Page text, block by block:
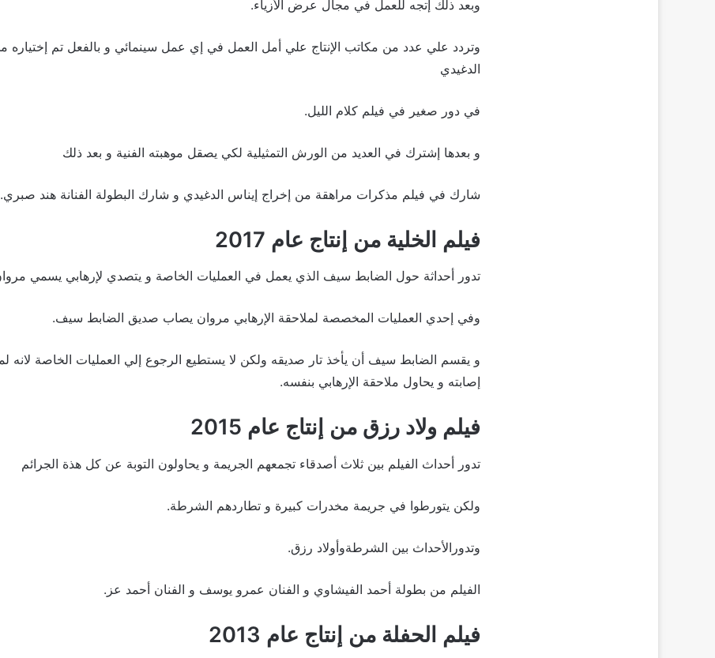
وبعد ذلك إتجه للعمل في مجال عرض الأزياء.
وتردد علي عدد من مكاتب الإنتاج علي أمل العمل في إي عمل سينمائي و بالفعل تم إختياره
الدغيدي
في دور صغير في فيلم كلام الليل.
و بعدها إشترك في العديد من الورش التمثيلية لكي يصقل موهبته الفنية و بعد ذلك
شارك في فيلم مذكرات مراهقة من إخراج إيناس الدغيدي و شارك البطولة الفنانة هند صبري.
فيلم الخلية من إنتاج عام 2017
تدور أحداثة حول الضابط سيف الذي يعمل في العمليات الخاصة و يتصدي لإرهابي يسمي
وفي إحدي العمليات المخصصة لملاحقة الإرهابي مروان يصاب صديق الضابط سيف.
و يقسم الضابط سيف أن يأخذ تار صديقه ولكن لا يستطيع الرجوع إلي العمليات الخاصة لانه
إصابته و يحاول ملاحقة الإرهابي بنفسه.
فيلم ولاد رزق من إنتاج عام 2015
تدور أحداث الفيلم بين ثلاث أصدقاء تجمعهم الجريمة و يحاولون التوبة عن كل هذة الجرائم
ولكن يتورطوا في جريمة مخدرات كبيرة و تطاردهم الشرطة.
وتدورالأحداث بين الشرطةوأولاد رزق.
الفيلم من بطولة أحمد الفيشاوي و الفنان عمرو يوسف و الفنان أحمد عز.
فيلم الحفلة من إنتاج عام 2013